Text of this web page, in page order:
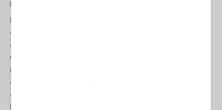
durante le sue conferenze stampa e di solito combina
discrezione con una rinfrescante disponibilità all'umorismo.
Così è stato anche quando ha risposto ad Alexandra Suvorova,
redattrice senior di Russia-24. “Ha una risata molto contagiosa,
che dimostra che per lei va tutto bene”, ha
celato divertimento